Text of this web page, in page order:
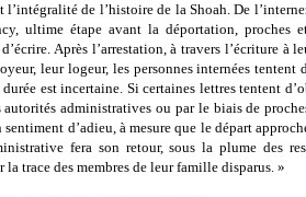
l’intégralité de l’histoire de la Shoah. De
ultime étape avant la déportation, proches
Après l’arrestation, à travers l’écriture à
leur logeur, les personnes internées tentent
est incertaine. Si certaines lettres tentent
administratives ou par le biais de
sentiment d’adieu, à mesure que le départ
fera son retour, sous la plume des
la trace des membres de leur famille disparus. »